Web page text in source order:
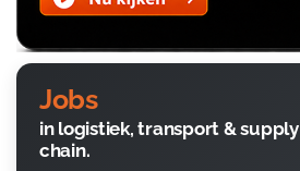
Jobs
in logistiek, transport & supply
chain.